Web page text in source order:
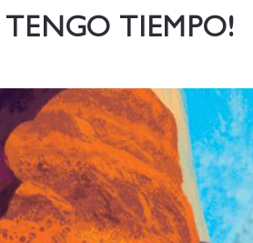
TENGO TIEMPO!